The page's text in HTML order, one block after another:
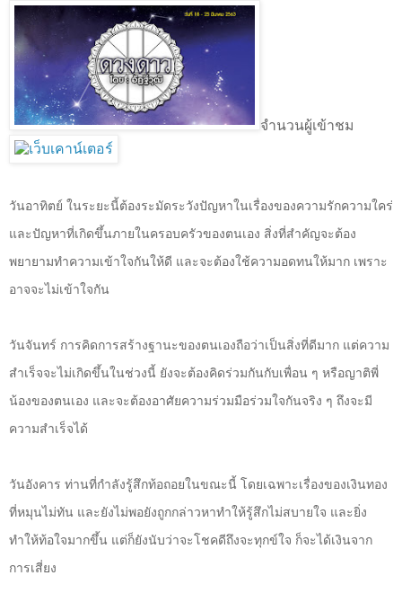
จำนวนผู้เข้าชม
วันอาทิตย์ ในระยะนี้ต้องระมัดระวังปัญหาในเรื่องของความรักความใคร่
และปัญหาที่เกิดขึ้นภายในครอบครัวของตนเอง สิ่งที่สำคัญจะต้อง
พยายามทำความเข้าใจกันให้ดี และจะต้องใช้ความอดทนให้มาก เพราะ
อาจจะไม่เข้าใจกัน
วันจันทร์ การคิดการสร้างฐานะของตนเองถือว่าเป็นสิ่งที่ดีมาก แต่ความ
สำเร็จจะไม่เกิดขึ้นในช่วงนี้ ยังจะต้องคิดร่วมกันกับเพื่อน ๆ หรือญาติพี่
น้องของตนเอง และจะต้องอาศัยความร่วมมือร่วมใจกันจริง ๆ ถึงจะมี
ความสำเร็จได้
วันอังคาร ท่านที่กำลังรู้สึกท้อถอยในขณะนี้ โดยเฉพาะเรื่องของเงินทอง
ที่หมุนไม่ทัน และยังไม่พอยังถูกกล่าวหาทำให้รู้สึกไม่สบายใจ และยิ่ง
ทำให้ท้อใจมากขึ้น แต่ก็ยังนับว่าจะโชคดีถึงจะทุกข์ใจ ก็จะได้เงินจาก
การเสี่ยง